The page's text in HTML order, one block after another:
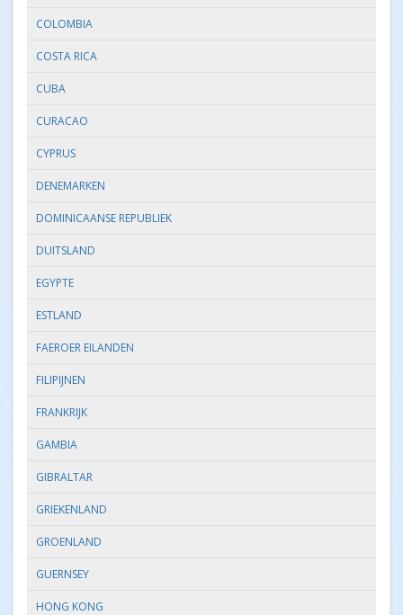
COLOMBIA
COSTA RICA
CUBA
CURACAO
CYPRUS
DENEMARKEN
DOMINICAANSE REPUBLIEK
DUITSLAND
EGYPTE
ESTLAND
FAEROER EILANDEN
FILIPIJNEN
FRANKRIJK
GAMBIA
GIBRALTAR
GRIEKENLAND
GROENLAND
GUERNSEY
HONG KONG